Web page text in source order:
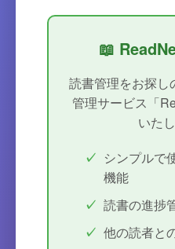
📖
読書管理をお探し
管理サービス「
いた
シンプルで
機能
読書の進捗
他の読者と